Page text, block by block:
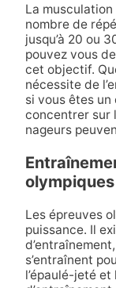
La
nombre de
jusqu’à 20 ou
pouvez vous
cet objectif.
nécessite de
si vous êtes un
concentrer sur
nageurs
olympiques
Les épreuves
puissance. Il
s’entraînent
l’épaulé-jeté et